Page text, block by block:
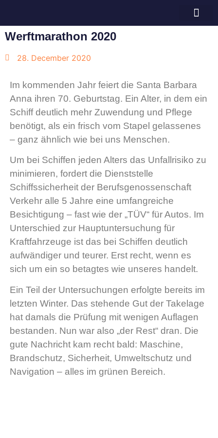
Werftmarathon 2020
28. December 2020
Im kommenden Jahr feiert die Santa Barbara
Anna ihren 70. Geburtstag. Ein Alter, in dem ein
Schiff deutlich mehr Zuwendung und Pflege
benötigt, als ein frisch vom Stapel gelassenes
– ganz ähnlich wie bei uns Menschen.
Um bei Schiffen jeden Alters das Unfallrisiko zu
minimieren, fordert die Dienststelle
Schiffssicherheit der Berufsgenossenschaft
Verkehr alle 5 Jahre eine umfangreiche
Besichtigung – fast wie der „TÜV“ für Autos. Im
Unterschied zur Hauptuntersuchung für
Kraftfahrzeuge ist das bei Schiffen deutlich
aufwändiger und teurer. Erst recht, wenn es
sich um ein so betagtes wie unseres handelt.
Ein Teil der Untersuchungen erfolgte bereits im
letzten Winter. Das stehende Gut der Takelage
hat damals die Prüfung mit wenigen Auflagen
bestanden. Nun war also „der Rest“ dran. Die
gute Nachricht kam recht bald: Maschine,
Brandschutz, Sicherheit, Umweltschutz und
Navigation – alles im grünen Bereich.